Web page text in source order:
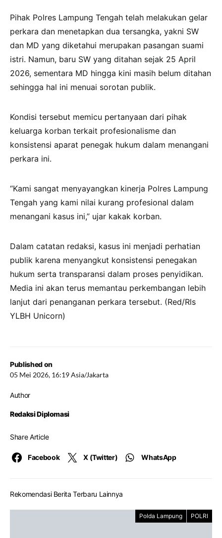
Published on
05 Mei 2026, 16:19 Asia/Jakarta
Author
Redaksi Diplomasi
Share Article
Facebook X (Twitter) WhatsApp
Pihak Polres Lampung Tengah telah melakukan gelar
perkara dan menetapkan dua tersangka, yakni SW
dan MD yang diketahui merupakan pasangan suami
istri. Namun, baru SW yang ditahan sejak 25 April
2026, sementara MD hingga kini masih belum ditahan
sehingga hal ini menuai sorotan publik.
Kondisi tersebut memicu pertanyaan dari pihak
keluarga korban terkait profesionalisme dan
konsistensi aparat penegak hukum dalam menangani
perkara ini.
“Kami sangat menyayangkan kinerja Polres Lampung
Tengah yang kami nilai kurang profesional dalam
menangani kasus ini,” ujar kakak korban.
Dalam catatan redaksi, kasus ini menjadi perhatian
publik karena menyangkut konsistensi penegakan
hukum serta transparansi dalam proses penyidikan.
Media ini akan terus memantau perkembangan lebih
lanjut dari penanganan perkara tersebut. (Red/Rls
YLBH Unicorn)
Rekomendasi Berita Terbaru Lainnya
Polda Lampung POLRI